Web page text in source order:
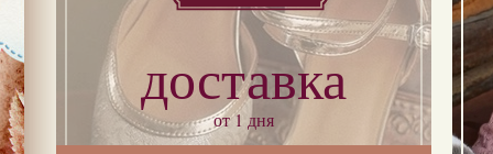
доставка
от 1 дня